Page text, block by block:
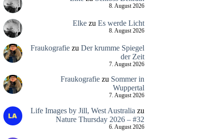
8. August 2026
Elkezu Es werde Licht
8. August 2026
Fraukografiezu Der krumme Spiegel
der Zeit
7. August 2026
Fraukografiezu Sommer in
Wuppertal
7. August 2026
Life Images by Jill, West Australia zu
Nature Thursday 2026 – #32
6. August 2026